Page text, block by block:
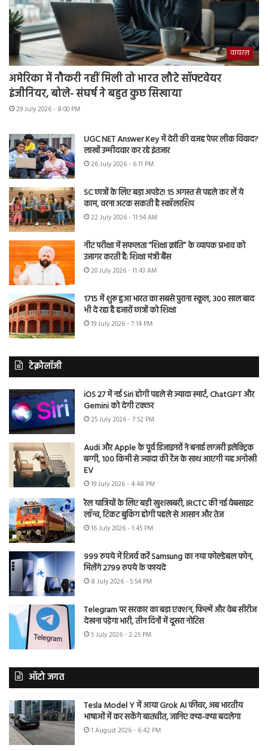
वायरल
अमेरिका में नौकरी नहीं मिली तो भारत लौटे सॉफ्टवेयर
इंजीनियर, बोले- संघर्ष ने बहुत कुछ सिखाया
29 July 2026 - 8:00 PM
UGC NET Answer Key में देरी की वजह पेपर लीक विवाद?
लाखों उम्मीदवार कर रहे इंतजार
26 July 2026 - 6:11 PM
SC छात्रों के लिए बड़ा अपडेट! 15 अगस्त से पहले कर लें ये
काम, वरना अटक सकती है स्कॉलरशिप
22 July 2026 - 11:54 AM
नीट परीक्षा में सफलता “शिक्षा क्रांति” के व्यापक प्रभाव को
उजागर करती है: शिक्षा मंत्री बैंस
20 July 2026 - 11:43 AM
1715 में शुरू हुआ भारत का सबसे पुराना स्कूल, 300 साल बाद
भी दे रहा है हजारों छात्रों को शिक्षा
19 July 2026 - 7:14 PM
टेक्नोलॉजी
iOS 27 में नई Siri होगी पहले से ज्यादा स्मार्ट, ChatGPT और
Gemini को देगी टक्कर
25 July 2026 - 7:52 PM
Audi और Apple के पूर्व डिजाइनरों ने बनाई लग्जरी इलेक्ट्रिक
बग्गी, 100 किमी से ज्यादा की रेंज के साथ आएगी यह अनोखी
EV
19 July 2026 - 4:48 PM
रेल यात्रियों के लिए बड़ी खुशखबरी, IRCTC की नई वेबसाइट
लॉन्च, टिकट बुकिंग होगी पहले से आसान और तेज
16 July 2026 - 1:45 PM
999 रुपये में रिजर्व करें Samsung का नया फोल्डेबल फोन,
मिलेंगे 2799 रुपये के फायदे
8 July 2026 - 5:54 PM
Telegram पर सरकार का बड़ा एक्शन, फिल्में और वेब सीरीज
देखना पड़ेगा भारी, तीन दिनों में दूसरा नोटिस
5 July 2026 - 2:25 PM
ऑटो जगत
Tesla Model Y में आया Grok AI फीचर, अब भारतीय
भाषाओं में कर सकेंगे बातचीत, जानिए क्या-क्या बदलेगा
1 August 2026 - 6:42 PM